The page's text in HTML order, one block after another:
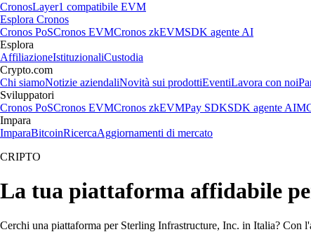
CronosLayer1 compatibile EVM
Esplora Cronos
Cronos PoSCronos EVMCronos zkEVMSDK agente AI
Esplora
AffiliazioneIstituzionaliCustodia
Crypto.com
Chi siamoNotizie aziendaliNovità sui prodottiEventiLavora con noi
Sviluppatori
Cronos PoSCronos EVMCronos zkEVMPay SDKSDK agente AI
Impara
ImparaBitcoinRicercaAggiornamenti di mercato
CRIPTO
La tua piattaforma affidabile
Cerchi una piattaforma per Sterling Infrastructure, Inc. in Italia? Con